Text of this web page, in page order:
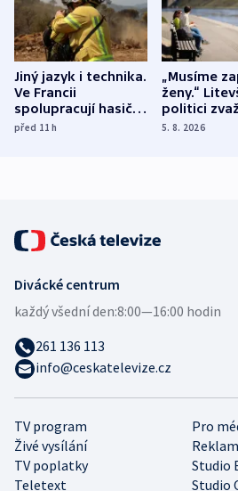
Jiný jazyk i technika.
Ve Francii
spolupracují hasiči z
různých zemí
před 11h
„Musíme
ženy.“
politici
dohodu o
5. 8. 2026
TV program
Pro
Živé vysílání
TV poplatky
Studio
Teletext
Studio
Divácké centrum
každý všední den:8:00—16:00 hodin
261 136 113
info@ceskatelevize.cz